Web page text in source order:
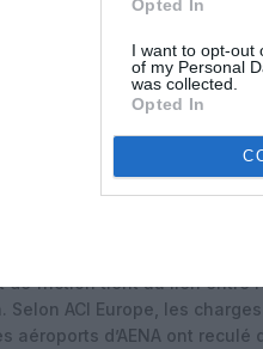
Opted In
I want to opt-out
of my Personal
was collected.
Opted In
qui regroupe les aéroports
ignore ces contraintes.«
parallèle où l’argent pousse
, tacle Olivier Jankovec,
d’autres grands
massif et sans précédent »
jugées stratégiques pour la
coûts aéroportuaires et
de friction tient au lien entre
Selon ACI Europe, les
aéroports d’AENA ont